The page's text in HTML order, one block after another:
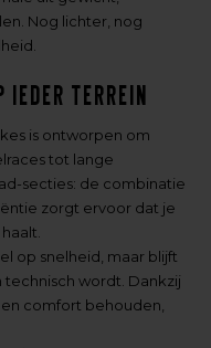
Nog lichter, nog
ieder terrein
is ontworpen om
tot lange
secties: de combinatie
zorgt ervoor dat je
op snelheid, maar blijft
wordt. Dankzij
comfort behouden,